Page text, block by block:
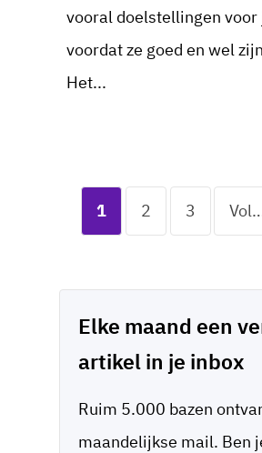
vooral doelstellingen voor
voordat ze goed en wel
Het...
1 2 3
Elke maand een
artikel in je inbox
Ruim 5.000 bazen
maandelijkse mail. Ben